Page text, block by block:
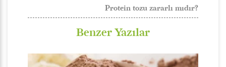
Protein tozu zararlı mıdır?
Benzer Yazılar